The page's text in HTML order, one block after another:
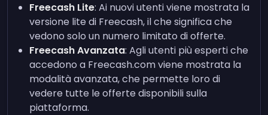
Freecash Lite: Ai nuovi utenti viene mostrata la
versione lite di Freecash, il che significa che
vedono solo un numero limitato di offerte.
Freecash Avanzata: Agli utenti più esperti che
accedono a Freecash.com viene mostrata la
modalità avanzata, che permette loro di
vedere tutte le offerte disponibili sulla
piattaforma.